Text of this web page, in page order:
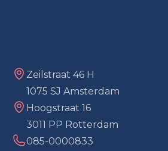
Zeilstraat 46 H
1075 SJ Amsterdam
Hoogstraat 16
3011 PP Rotterdam
085-0000833